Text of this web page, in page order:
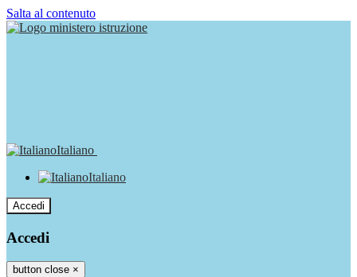
Salta al contenuto
Italiano
Italiano
Accedi
Accedi
button close ×